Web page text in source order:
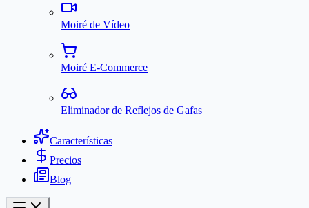
Moiré de Vídeo
Moiré E-Commerce
Eliminador de Reflejos de Gafas
Características
Precios
Blog